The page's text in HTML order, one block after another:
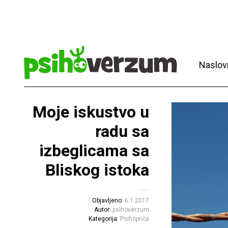
Moje iskustvo u
radu sa
izbeglicama sa
Bliskog istoka
Objavljeno: 6.1.2017
Autor: psihoverzum
Kategorija: Psihopriča